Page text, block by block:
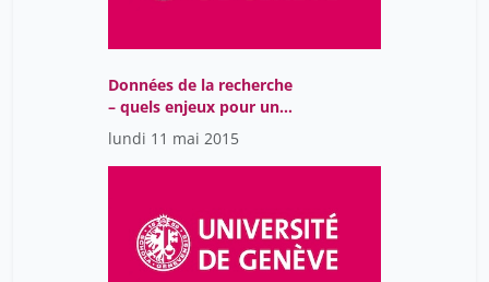
Données de la recherche
– quels enjeux pour une
bibliothèque
universitaire ?
lundi 11 mai 2015